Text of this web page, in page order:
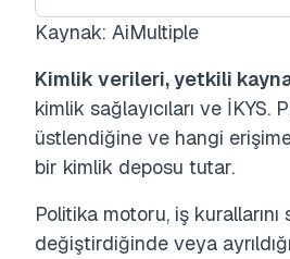
Kaynak: AiMultiple
Kimlik verileri, yetkili
kimlik sağlayıcıları ve
üstlendiğine ve hangi
bir kimlik deposu tutar.
Politika motoru, iş
değiştirdiğinde veya